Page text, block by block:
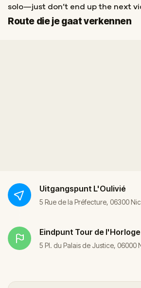
solo—just don’t end up the next
Route die je gaat verkennen
Start
Finish
Uitgangspunt L'Oulivié
5 Rue de la Préfecture, 06300
Eindpunt Tour de l'Horloge
5 Pl. du Palais de Justice, 06000